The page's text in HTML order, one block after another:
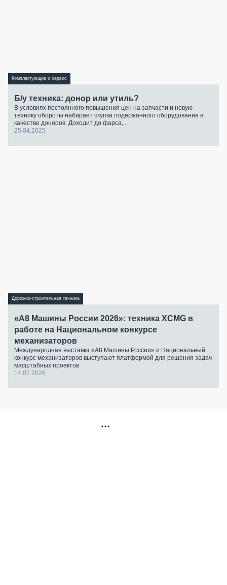
Комплектующие и сервис
Б/у техника: донор или утиль?
В условиях постоянного повышения цен на запчасти и новую
технику обороты набирает скупка подержанного оборудования в
качестве доноров. Доходит до фарса,...
25.04.2025
Дорожно-строительная техника
«А8 Машины России 2026»: техника XCMG в
работе на Национальном конкурсе
механизаторов
Международная выставка «А8 Машины России» и Национальный
конкурс механизаторов выступают платформой для решения задач
масштабных проектов
14.07.2026